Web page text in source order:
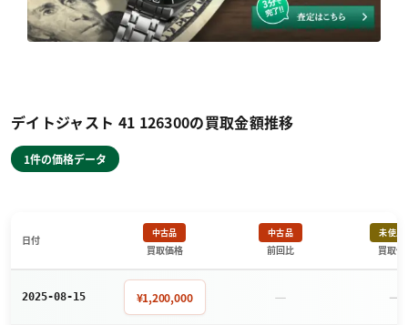
デイトジャスト 41 126300の買取金額推移
1件の価格データ
日付
中古品
買取価格
中古品
前回比
未使用
買取価
2025-08-15 ¥1,200,000 － －